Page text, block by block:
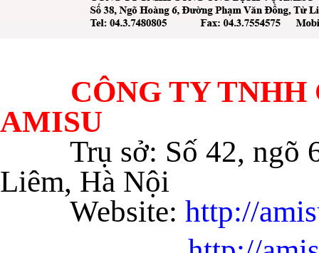
CÔNG TY TNHH
AMISU
Trụ sở: Số 42, ngõ
Liêm, Hà Nội
Website: http://